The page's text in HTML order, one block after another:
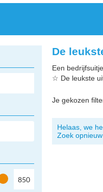
De
Een
☆ De leukste
Je gekozen
Helaas, we
Zoek